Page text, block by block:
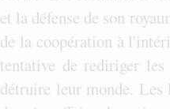
et la défense de son
de la coopération à
tentative de rediriger
détruire leur monde.